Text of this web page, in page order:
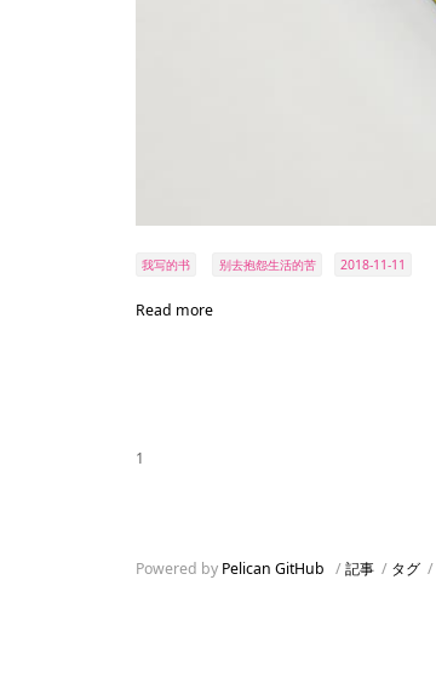
我写的书 别去抱怨生活的苦 2018-11-11
Read more
1
Powered by Pelican GitHub /記事 / タグ /